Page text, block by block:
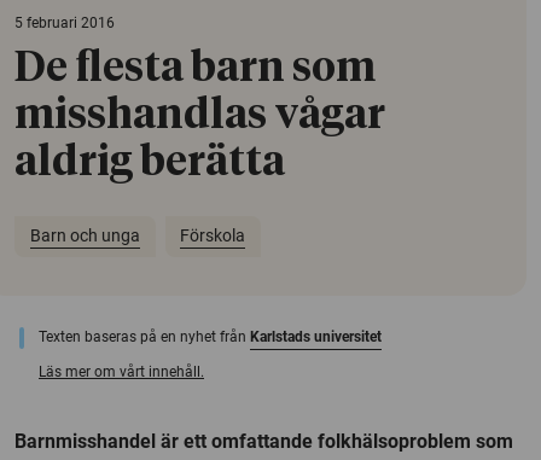
5 februari 2016
De flesta barn som
misshandlas vågar
aldrig berätta
Barn och unga Förskola
Texten baseras på en nyhet från Karlstads universitet
Läs mer om vårt innehåll.
Barnmisshandel är ett omfattande folkhälsoproblem som